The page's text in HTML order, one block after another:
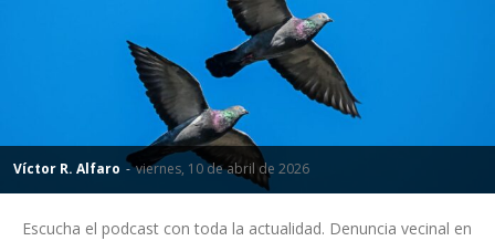
Víctor R. Alfaro - viernes, 10 de abril de 2026
Escucha el podcast con toda la actualidad. Denuncia vecinal en